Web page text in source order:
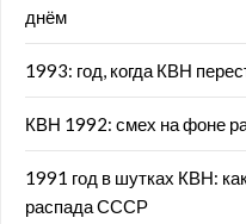
днём
1993: год, когда КВН
КВН 1992: смех на фоне
1991 год в шутках КВН:
распада СССР